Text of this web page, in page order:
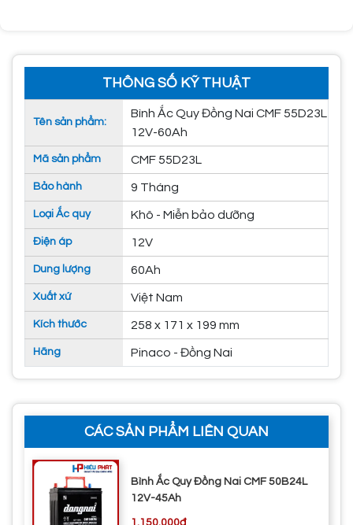
THÔNG SỐ KỸ THUẬT
Tên sản phẩm:
Bình Ắc Quy Đồng Nai CMF 55D23L
12V-60Ah
Mã sản phẩm CMF 55D23L
Bảo hành 9 Tháng
Loại Ắc quy Khô - Miễn bảo dưỡng
Điện áp 12V
Dung lượng 60Ah
Xuất xứ Việt Nam
Kích thước 258 x 171 x 199 mm
Hãng Pinaco - Đồng Nai
CÁC SẢN PHẨM LIÊN QUAN
Bình Ắc Quy Đồng Nai CMF 50B24L
12V-45Ah